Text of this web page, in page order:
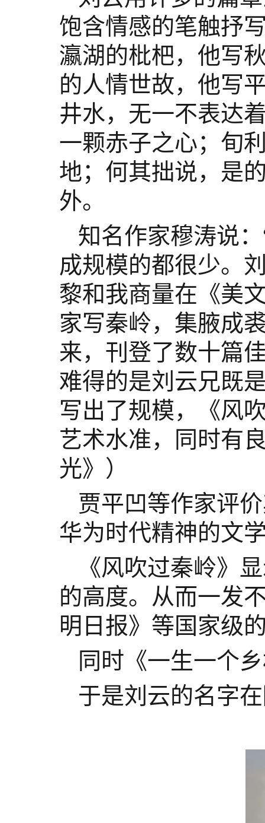
饱含情感的笔触抒
瀛湖的枇杷，他写
的人情世故，他写
井水，无一不表达
一颗赤子之心；旬
地；何其拙说，是
外。
知名作家穆涛说：
成规模的都很少。
黎和我商量在《美
家写秦岭，集腋成
来，刊登了数十篇
难得的是刘云兄既
写出了规模，《风
艺术水准，同时有
光》）
贾平凹等作家评
华为时代精神的文
《风吹过秦岭》
的高度。从而一发
明日报》等国家级
同时《一生一个
于是刘云的名字